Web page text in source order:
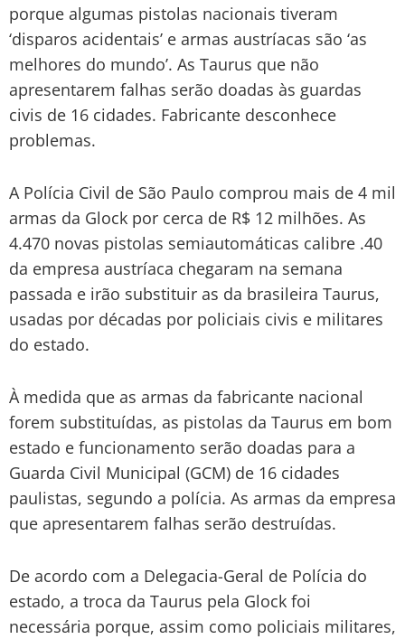
porque algumas pistolas nacionais tiveram
‘disparos acidentais’ e armas austríacas são ‘as
melhores do mundo’. As Taurus que não
apresentarem falhas serão doadas às guardas
civis de 16 cidades. Fabricante desconhece
problemas.
A Polícia Civil de São Paulo comprou mais de 4 mil
armas da Glock por cerca de R$ 12 milhões. As
4.470 novas pistolas semiautomáticas calibre .40
da empresa austríaca chegaram na semana
passada e irão substituir as da brasileira Taurus,
usadas por décadas por policiais civis e militares
do estado.
À medida que as armas da fabricante nacional
forem substituídas, as pistolas da Taurus em bom
estado e funcionamento serão doadas para a
Guarda Civil Municipal (GCM) de 16 cidades
paulistas, segundo a polícia. As armas da empresa
que apresentarem falhas serão destruídas.
De acordo com a Delegacia-Geral de Polícia do
estado, a troca da Taurus pela Glock foi
necessária porque, assim como policiais militares,